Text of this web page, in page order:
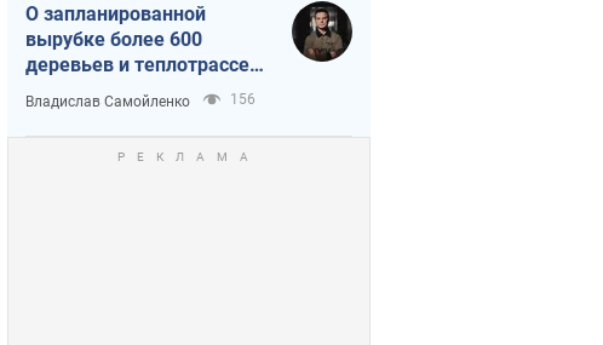
О запланированной
вырубке более 600
деревьев и теплотрассе:
что происходит на
Теремках в Киеве
Владислав Самойленко 156